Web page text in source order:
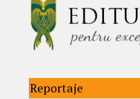
Reportaje